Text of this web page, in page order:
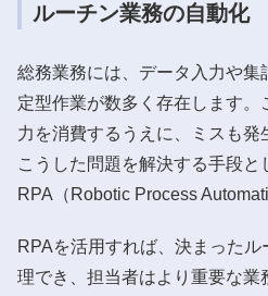
ルーチン業務の自動化
総務業務には、データ入力や集
定型作業が数多く存在します
力を消費するうえに、ミスも発
こうした問題を解決する手段と
RPA（Robotic Process
RPAを活用すれば、決まった
理でき、担当者はより重要な業